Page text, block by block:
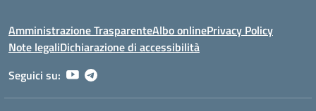
Amministrazione TrasparenteAlbo onlinePrivacy Policy
Note legaliDichiarazione di accessibilità
Seguici su: